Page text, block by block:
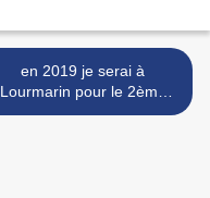
en 2019 je serai à
Lourmarin pour le 2ème
Festival >